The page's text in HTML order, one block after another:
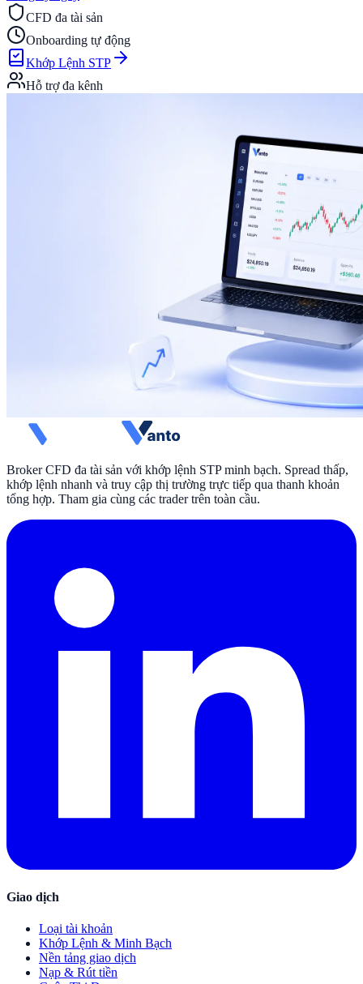
CFD đa tài sản
Onboarding tự động
Khớp Lệnh STP
Hỗ trợ đa kênh
Broker CFD đa tài sản với khớp lệnh STP minh bạch. Spread thấp,
khớp lệnh nhanh và truy cập thị trường trực tiếp qua thanh khoản
tổng hợp. Tham gia cùng các trader trên toàn cầu.
Giao dịch
Loại tài khoản
Khớp Lệnh & Minh Bạch
Nền tảng giao dịch
Nạp & Rút tiền